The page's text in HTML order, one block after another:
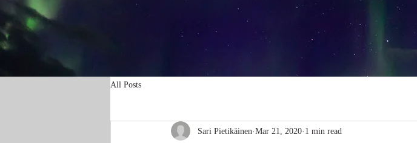
All Posts
Sari Pietikäinen Mar 21, 2020 1 min read